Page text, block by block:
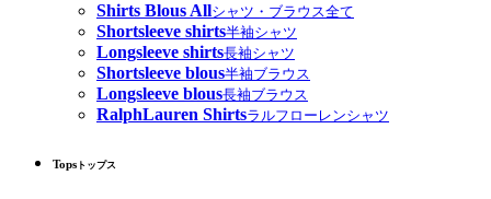
Shirts Blous Allシャツ・ブラウス全て
Shortsleeve shirts半袖シャツ
Longsleeve shirts長袖シャツ
Shortsleeve blous半袖ブラウス
Longsleeve blous長袖ブラウス
RalphLauren Shirtsラルフローレンシャツ
Tops トップス